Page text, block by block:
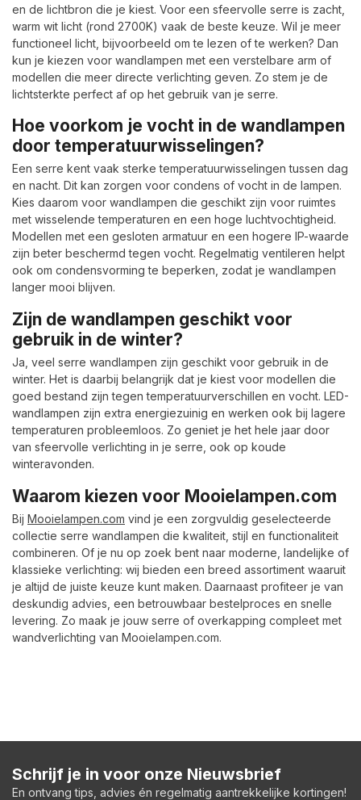
en de lichtbron die je kiest. Voor een sfeervolle serre is zacht,
warm wit licht (rond 2700K) vaak de beste keuze. Wil je meer
functioneel licht, bijvoorbeeld om te lezen of te werken? Dan
kun je kiezen voor wandlampen met een verstelbare arm of
modellen die meer directe verlichting geven. Zo stem je de
lichtsterkte perfect af op het gebruik van je serre.
Hoe voorkom je vocht in de wandlampen
door temperatuurwisselingen?
Een serre kent vaak sterke temperatuurwisselingen tussen dag
en nacht. Dit kan zorgen voor condens of vocht in de lampen.
Kies daarom voor wandlampen die geschikt zijn voor ruimtes
met wisselende temperaturen en een hoge luchtvochtigheid.
Modellen met een gesloten armatuur en een hogere IP-waarde
zijn beter beschermd tegen vocht. Regelmatig ventileren helpt
ook om condensvorming te beperken, zodat je wandlampen
langer mooi blijven.
Zijn de wandlampen geschikt voor
gebruik in de winter?
Ja, veel serre wandlampen zijn geschikt voor gebruik in de
winter. Het is daarbij belangrijk dat je kiest voor modellen die
goed bestand zijn tegen temperatuurverschillen en vocht. LED-
wandlampen zijn extra energiezuinig en werken ook bij lagere
temperaturen probleemloos. Zo geniet je het hele jaar door
van sfeervolle verlichting in je serre, ook op koude
winteravonden.
Waarom kiezen voor Mooielampen.com
Bij Mooielampen.com vind je een zorgvuldig geselecteerde
collectie serre wandlampen die kwaliteit, stijl en functionaliteit
combineren. Of je nu op zoek bent naar moderne, landelijke of
klassieke verlichting: wij bieden een breed assortiment waaruit
je altijd de juiste keuze kunt maken. Daarnaast profiteer je van
deskundig advies, een betrouwbaar bestelproces en snelle
levering. Zo maak je jouw serre of overkapping compleet met
wandverlichting van Mooielampen.com.
Schrijf je in voor onze Nieuwsbrief
En ontvang tips, advies én regelmatig aantrekkelijke kortingen!